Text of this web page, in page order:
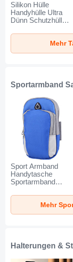
Silikon Hülle
Handyhülle Ultra
Dünn Schutzhülle
Transparent für
Samsung Galaxy
J3 Klar
Mehr
Sportarmband
Sport Armband
Handytasche
Sportarmband
Universal A11 für
Samsung Galaxy
J3 Blau
Mehr
Halterungen &